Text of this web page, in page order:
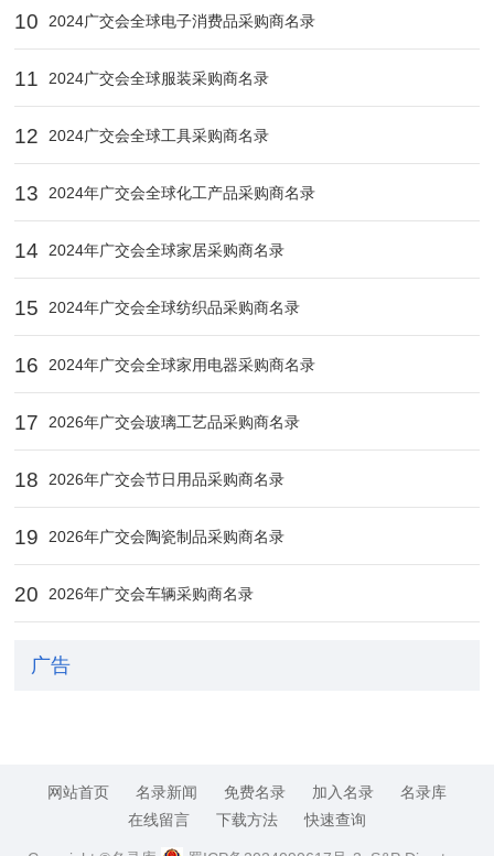
10 2024广交会全球电子消费品采购商名录
11 2024广交会全球服装采购商名录
12 2024广交会全球工具采购商名录
13 2024年广交会全球化工产品采购商名录
14 2024年广交会全球家居采购商名录
15 2024年广交会全球纺织品采购商名录
16 2024年广交会全球家用电器采购商名录
17 2026年广交会玻璃工艺品采购商名录
18 2026年广交会节日用品采购商名录
19 2026年广交会陶瓷制品采购商名录
20 2026年广交会车辆采购商名录
广告
网站首页 名录新闻 免费名录 加入名录
名录库
在线留言
下载方法 快速查询